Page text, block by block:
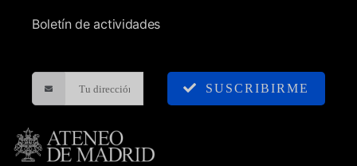
Boletín de actividades
SUSCRIBIRME